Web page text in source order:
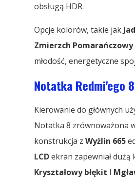
obsługą HDR.
Opcje kolorów, takie jak
Zmierzch Pomarańczowy
młodość, energetyczne
Notatka Redmi'ego 8
Kierowanie do głównych
Notatka 8 zrównoważona
konstrukcja z Wyżlin 665
LCDekran zapewniał dużą
Kryształowy błękit I